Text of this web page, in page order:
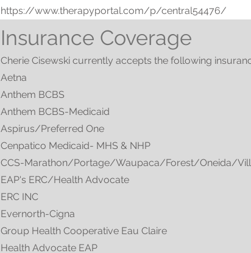
https://www.therapyportal.com/p/central54476/
Insurance Coverage
Cherie Cisewski currently accepts the following
Aetna
Anthem BCBS
Anthem BCBS-Medicaid
Aspirus/Preferred One
Cenpatico Medicaid- MHS & NHP
CCS-Marathon/Portage/Waupaca/Forest/Oneida/
EAP's ERC/Health Advocate
ERC INC
Evernorth-Cigna
Group Health Cooperative Eau Claire
Health Advocate EAP